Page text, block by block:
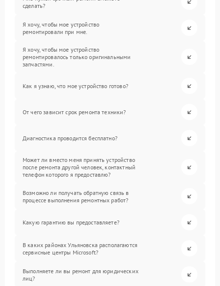
сделать?
Я хочу, чтобы мое устройство
ремонтировали при мне.
Я хочу, чтобы мое устройство
ремонтировалось только оригинальными
запчастями.
Как я узнаю, что мое устройство готово?
От чего зависит срок ремонта техники?
Диагностика проводится бесплатно?
Может ли вместо меня принять устройство
после ремонта другой человек, контактный
телефон которого я предоставлю?
Возможно ли получать обратную связь в
процессе выполнения ремонтных работ?
Какую гарантию вы предоставляете?
В каких районах Ульяновска располагаются
сервисные центры Microsoft?
Выполняете ли вы ремонт для юридических
лиц?